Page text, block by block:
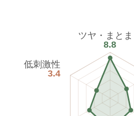
ツヤ・まとま
8.8
低刺激性
3.4